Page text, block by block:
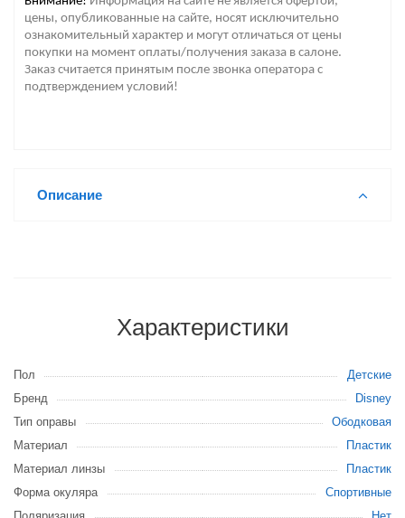
цены, опубликованные на сайте, носят исключительно
ознакомительный характер и могут отличаться от цены
покупки на момент оплаты/получения заказа в салоне.
Заказ считается принятым после звонка оператора с
подтверждением условий!
Описание
Характеристики
Пол
Детские
Бренд
Disney
Тип оправы
Ободковая
Материал
Пластик
Материал линзы
Пластик
Форма окуляра
Спортивные